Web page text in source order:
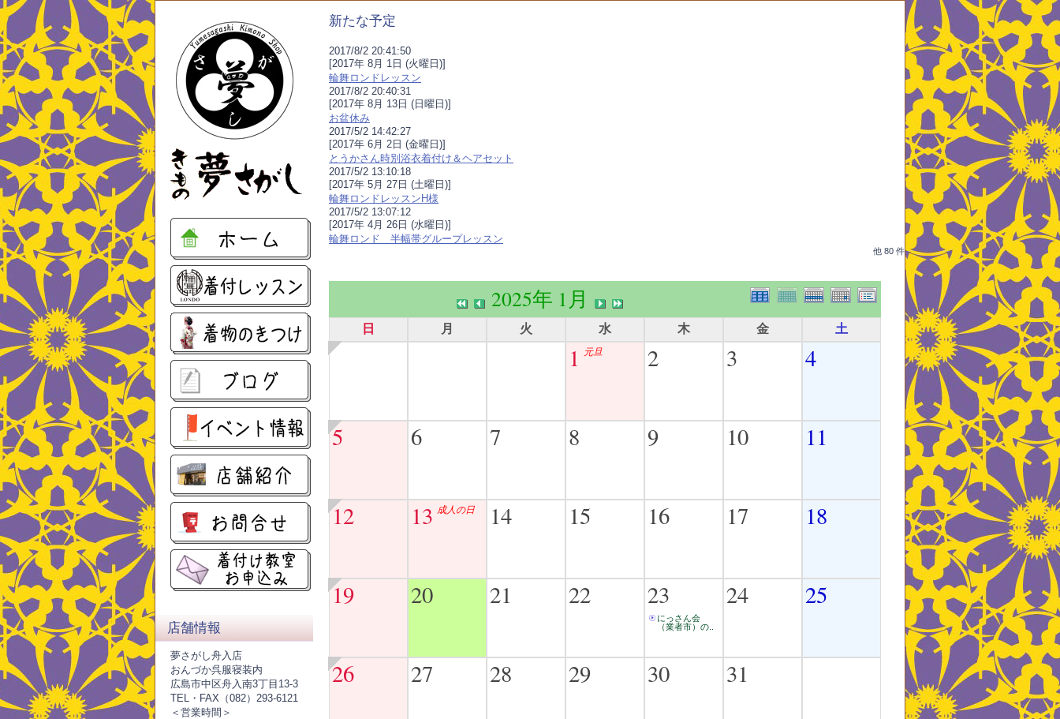
店舗情報
夢さがし舟入店
おんづか呉服寝装内
広島市中区舟入南3丁目13-3
TEL・FAX（082）293-6121
＜営業時間＞
新たな予定
2017/8/2 20:41:50
[2017年 8月 1日 (火曜日)]
輪舞ロンドレッスン
2017/8/2 20:40:31
[2017年 8月 13日 (日曜日)]
お盆休み
2017/5/2 14:42:27
[2017年 6月 2日 (金曜日)]
とうかさん時別浴衣着付け＆ヘアセット
2017/5/2 13:10:18
[2017年 5月 27日 (土曜日)]
輪舞ロンドレッスンH様
2017/5/2 13:07:12
[2017年 4月 26日 (水曜日)]
輪舞ロンド 半幅帯グループレッスン
他 80 件
2025年 1月
日 月 火 水 木 金 土
1 元旦 2 3 4
5 6 7 8 9 10 11
12 13 成人の日 14 15 16 17 18
19 20 21 22 23
にっさん会
（業者市）の..
24 25
26 27 28 29 30 31